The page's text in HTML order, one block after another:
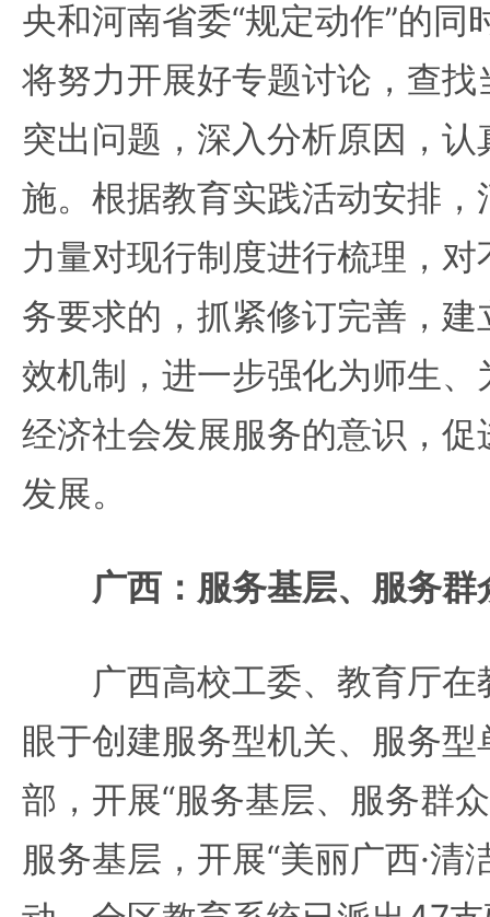
央和河南省委“规定动作”的同
将努力开展好专题讨论，查
突出问题，深入分析原因，
施。根据教育实践活动安排
力量对现行制度进行梳理，
务要求的，抓紧修订完善，
效机制，进一步强化为师生
经济社会发展服务的意识，
发展。
广西：服务基层、服务
广西高校工委、教育厅在
眼于创建服务型机关、服务
部，开展“服务基层、服务群
服务基层，开展“美丽广西·清